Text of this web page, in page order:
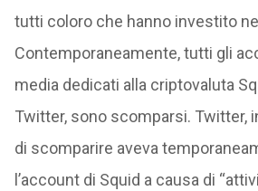
tutti coloro che hanno investito
Contemporaneamente, tutti gli
media dedicati alla criptovaluta
Twitter, sono scomparsi. Twitter,
di scomparire aveva
l’account di Squid a causa di